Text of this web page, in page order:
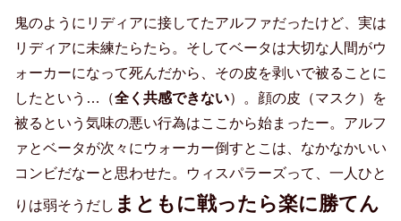
鬼のようにリディアに接してたアルファだったけど、実は
リディアに未練たらたら。そしてベータは大切な人間がウ
ォーカーになって死んだから、その皮を剥いで被ることに
したという…（全く共感できない）。顔の皮（マスク）を
被るという気味の悪い行為はここから始まったー。アルフ
ァとベータが次々にウォーカー倒すとこは、なかなかいい
コンビだなーと思わせた。ウィスパラーズって、一人ひと
りは弱そうだし まともに戦ったら楽に勝てん